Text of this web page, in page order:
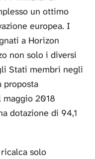
un ottimo
europea. I
a Horizon
non solo i diversi
Stati membri negli
proposta
maggio 2018
dotazione di 94,1
solo